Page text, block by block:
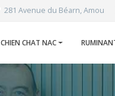
281 Avenue du Béarn, Amou
CHIEN CHAT NAC